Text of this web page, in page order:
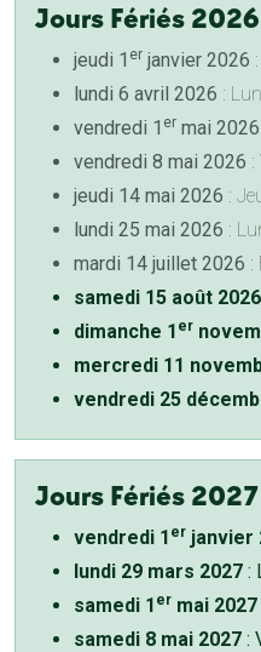
Jours Fériés 2026
jeudi 1 er janvier 2026
lundi 6 avril 2026 :
vendredi 1 er mai 2026
vendredi 8 mai 2026 :
jeudi 14 mai 2026 :
lundi 25 mai 2026 :
mardi 14 juillet 2026 :
samedi 15 août 2026
dimanche 1 er
mercredi 11
vendredi 25
Jours Fériés 2027
vendredi 1 er janvier
lundi 29 mars 2027 :
samedi 1 er mai 2027
samedi 8 mai 2027 :